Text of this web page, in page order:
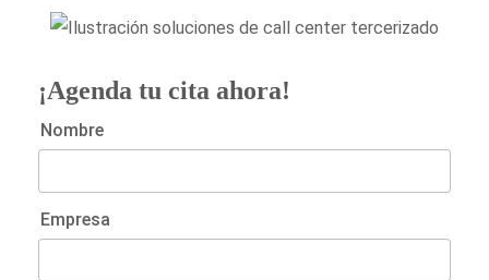
¡Agenda tu cita ahora!
Nombre
Empresa